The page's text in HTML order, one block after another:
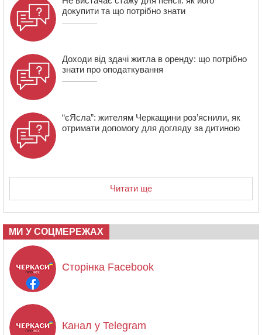
сміттєзвалища
докупити та що потрібно знати
Доходи від здачі житла в оренду: що потрібно
знати про оподаткування
“єЯсла”: жителям Черкащини роз’яснили, як
отримати допомогу для догляду за дитиною
Читати ще
МИ У СОЦМЕРЕЖАХ
Сторінка Facebook
Канал у Telegram